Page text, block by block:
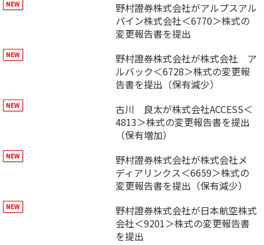
野村證券株式会社がアルプスアル
パイン株式会社＜6770＞株式の
変更報告書を提出
野村證券株式会社が株式会社 ア
ルバック＜6728＞株式の変更報
告書を提出（保有減少）
古川 良太が株式会社ACCESS＜
4813＞株式の変更報告書を提出
（保有増加）
野村證券株式会社が株式会社メ
ディアリンクス＜6659＞株式の
変更報告書を提出（保有減少）
野村證券株式会社が日本航空株式
会社＜9201＞株式の変更報告書
を提出